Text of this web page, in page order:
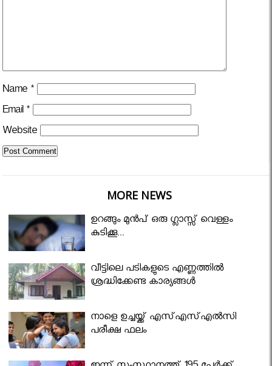
Name *
Email *
Website
MORE NEWS
ഉറങ്ങും മുന്‍പ് ഒരു ഗ്ലാസ്സ് വെള്ളം
കുടിക്കൂ...
വീട്ടിലെ പടികളുടെ എണ്ണത്തിൽ
ശ്രദ്ധിക്കേണ്ട കാര്യങ്ങൾ
നാളെ ഉച്ചയ്ക്ക് എസ്എസ്എല്‍സി
പരീക്ഷ ഫലം